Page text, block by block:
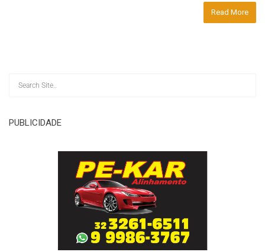
Read More
PUBLICIDADE